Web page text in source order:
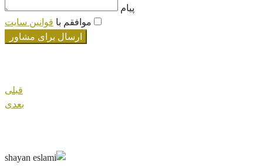
پیام
موافقم با قوانین سایت
ارسال برای مشاور
قبلی
بعدی